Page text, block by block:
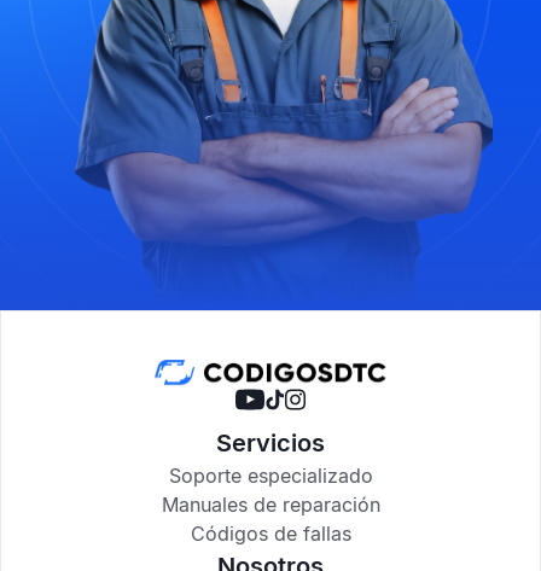
Servicios
Soporte especializado
Manuales de reparación
Códigos de fallas